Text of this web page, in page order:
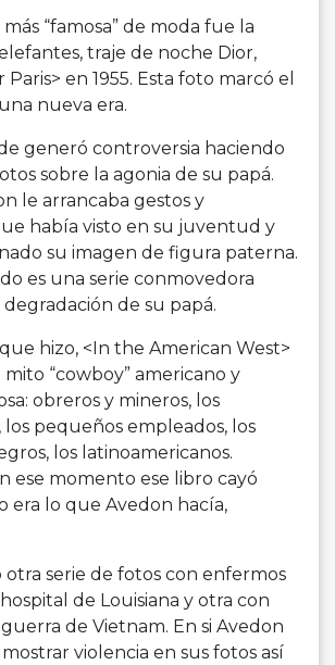
“famosa” de moda fue la
traje de noche Dior,
Paris> en 1955. Esta foto marcó el
nueva era.
generó controversia haciendo
sobre la agonia de su papá.
le arrancaba gestos y
había visto en su juventud y
su imagen de figura paterna.
es una serie conmovedora
de su papá.
hizo, <In the American West>
“cowboy” americano y
obreros y mineros, los
los pequeños empleados, los
los latinoamericanos.
ese momento ese libro cayó
era lo que Avedon hacía,
otra serie de fotos con enfermos
de Louisiana y otra con
de Vietnam. En si Avedon
violencia en sus fotos así